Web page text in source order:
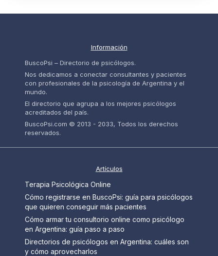
Información
BuscoPsi – Directorio de psicólogos.
Nos dedicamos a conectar consultantes y pacientes
con profesionales de la psicología de Argentina y el
mundo.
El directorio que agrupa a los mejores psicólogos
acreditados del país.
BuscoPsi.com © 2013 - 2033, Todos los derechos
reservados.
Artículos
Terapia Psicológica Online
Cómo registrarse en BuscoPsi: guía para psicólogos
que quieren conseguir más pacientes
Cómo armar tu consultorio online como psicólogo
en Argentina: guía paso a paso
Directorios de psicólogos en Argentina: cuáles son
y cómo aprovecharlos